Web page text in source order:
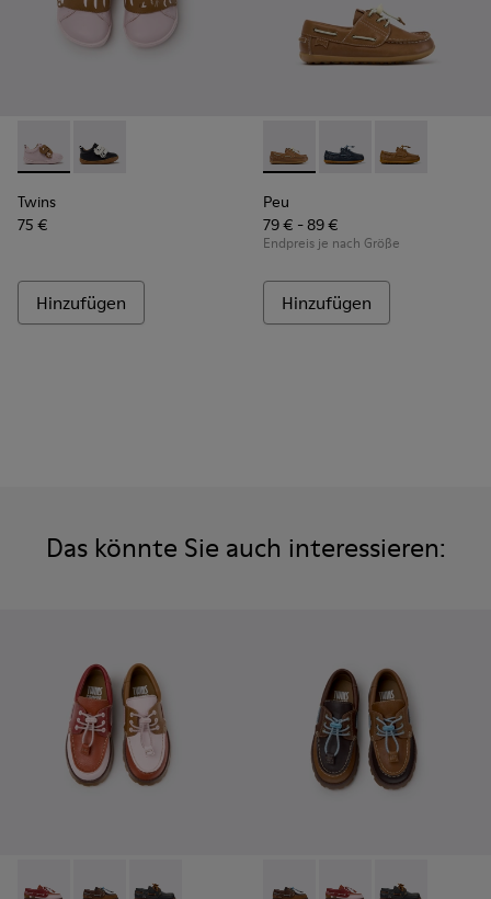
Twins - K800714-001 - Rosa und braune Ledersneaker für
Twins - K800714-002 - Schwarz-weiße Leder-
Twins
75 €
Hinzufügen
Peu - K800689-004 -
Peu - K800689-002
Peu -
Peu
79 € - 89 €
Endpreis je nach Größe
Hinzufügen
Das könnte Sie auch interessieren: